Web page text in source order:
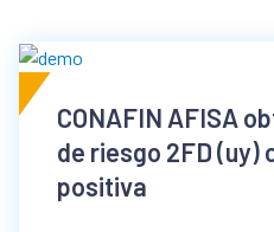
CONAFIN AFISA
de riesgo 2FD
positiva